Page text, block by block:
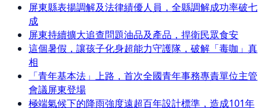
屏東縣表揚調解及法律績優人員，全縣調解成功率破七
成
屏東持續擴大追查問題油品及產品，捍衛民眾食安
這個暑假，讓孩子化身超能力守護隊，破解「毒咖」真
相
「青年基本法」上路，首次全國青年事務專責單位主管
會議屏東登場
極端氣候下的降雨強度遠超百年設計標準，造成101年